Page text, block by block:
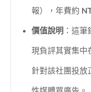
報），年費約
價值說明 ：這
現負評其實集中
針對該社團投放